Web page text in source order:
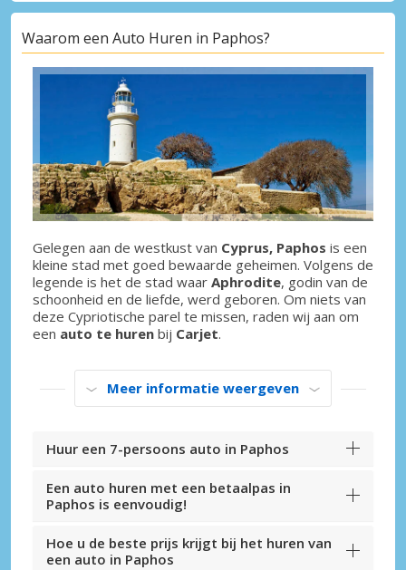
Waarom een Auto Huren in Paphos?
Gelegen aan de westkust van Cyprus, Paphos is een
kleine stad met goed bewaarde geheimen. Volgens de
legende is het de stad waar Aphrodite, godin van de
schoonheid en de liefde, werd geboren. Om niets van
deze Cypriotische parel te missen, raden wij aan om
een auto te huren bij Carjet.
Meer informatie weergeven
Huur een 7-persoons auto in Paphos
Een auto huren met een betaalpas in
Paphos is eenvoudig!
Hoe u de beste prijs krijgt bij het huren van
een auto in Paphos